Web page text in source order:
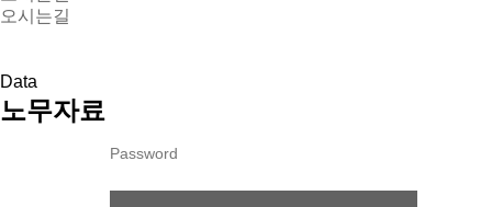
오시는길
Data
노무자료